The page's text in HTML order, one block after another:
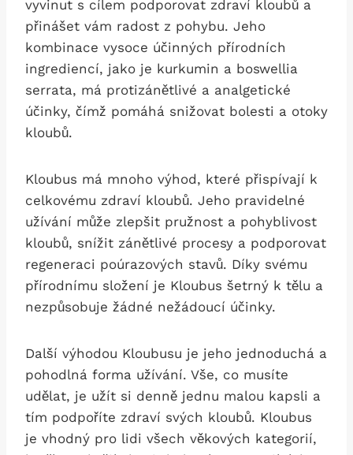
vyvinut s cílem podporovat zdraví kloubů a
přinášet vám radost z pohybu. Jeho
kombinace vysoce účinných přírodních
ingrediencí, jako je kurkumin a boswellia
serrata, má protizánětlivé a analgetické
účinky, čímž pomáhá snižovat bolesti a otoky
kloubů.
Kloubus má mnoho výhod, které přispívají k
celkovému zdraví kloubů. Jeho pravidelné
užívání může zlepšit pružnost a pohyblivost
kloubů, snížit zánětlivé procesy a podporovat
regeneraci poúrazových stavů. Díky svému
přírodnímu složení je Kloubus šetrný k tělu a
nezpůsobuje žádné nežádoucí účinky.
Další výhodou Kloubusu je jeho jednoduchá a
pohodlná forma užívání. Vše, co musíte
udělat, je užít si denně jednu malou kapsli a
tím podpoříte zdraví svých kloubů. Kloubus
je vhodný pro lidi všech věkových kategorií,